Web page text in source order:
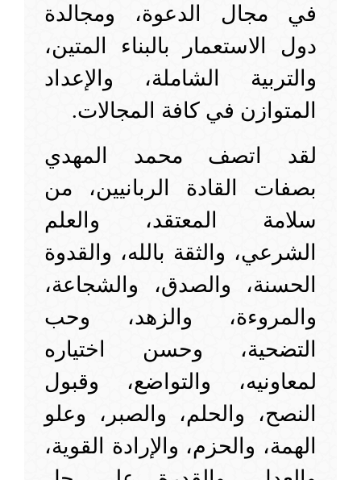
في مجال الدعوة، ومجالدة
دول الاستعمار بالبناء المتين،
والتربية الشاملة، والإعداد
المتوازن في كافة المجالات.
لقد اتصف محمد المهدي
بصفات القادة الربانيين، من
سلامة المعتقد، والعلم
الشرعي، والثقة بالله، والقدوة
الحسنة، والصدق، والشجاعة،
والمروءة، والزهد، وحب
التضحية، وحسن اختياره
لمعاونيه، والتواضع، وقبول
النصح، والحلم، والصبر، وعلو
الهمة، والحزم، والإرادة القوية،